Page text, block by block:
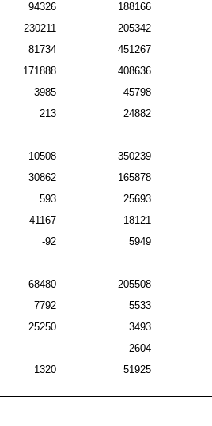
94326 188166
230211 205342
81734 451267
171888 408636
3985 45798
213 24882
10508 350239
30862 165878
593 25693
41167 18121
-92 5949
68480 205508
7792 5533
25250 3493
2604
1320 51925